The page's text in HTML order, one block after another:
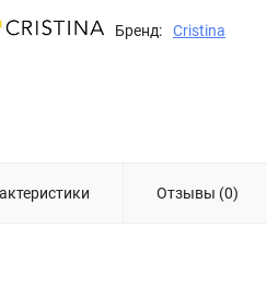
Бренд: Cristina
Отзывы (0)